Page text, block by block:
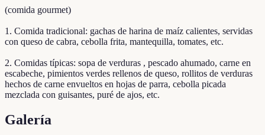
(comida gourmet)
1. Comida tradicional: gachas de harina de maíz calientes, servidas
con queso de cabra, cebolla frita, mantequilla, tomates, etc.
2. Comidas típicas: sopa de verduras , pescado ahumado, carne en
escabeche, pimientos verdes rellenos de queso, rollitos de verduras
hechos de carne envueltos en hojas de parra, cebolla picada
mezclada con guisantes, puré de ajos, etc.
Galería